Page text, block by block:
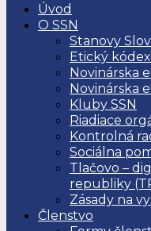
Úvod
O SSN
Stanovy
Etický
Novinárska
Novinárska
Kluby SSN
Riadiace
Kontrolná
Sociálna
Tlačovo –
republiky
Zásady na
Členstvo